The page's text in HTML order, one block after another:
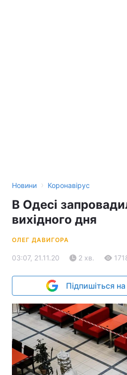
Новини › Коронавірус
В Одесі
вихідного дня
ОЛЕГ ДАВИГОРА
03:07, 21.11.20 2 хв.
Підпишіться